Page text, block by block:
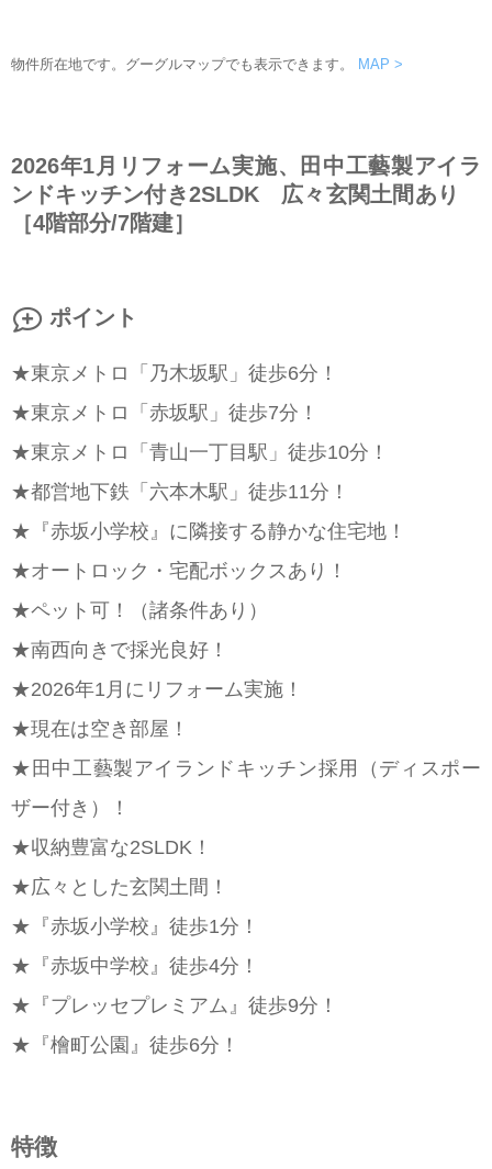
物件所在地です。グーグルマップでも表示できます。 MAP >
2026年1月リフォーム実施、田中工藝製アイラ
ンドキッチン付き2SLDK 広々玄関土間あり
［4階部分/7階建］
ポイント
★東京メトロ「乃木坂駅」徒歩6分！
★東京メトロ「赤坂駅」徒歩7分！
★東京メトロ「青山一丁目駅」徒歩10分！
★都営地下鉄「六本木駅」徒歩11分！
★『赤坂小学校』に隣接する静かな住宅地！
★オートロック・宅配ボックスあり！
★ペット可！（諸条件あり）
★南西向きで採光良好！
★2026年1月にリフォーム実施！
★現在は空き部屋！
★田中工藝製アイランドキッチン採用（ディスポー
ザー付き）！
★収納豊富な2SLDK！
★広々とした玄関土間！
★『赤坂小学校』徒歩1分！
★『赤坂中学校』徒歩4分！
★『プレッセプレミアム』徒歩9分！
★『檜町公園』徒歩6分！
特徴